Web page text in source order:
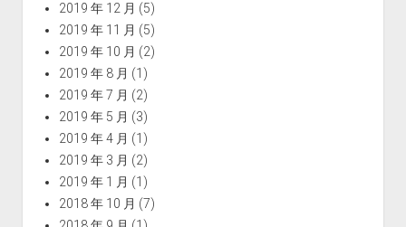
2019 年 12 月 (5)
2019 年 11 月 (5)
2019 年 10 月 (2)
2019 年 8 月 (1)
2019 年 7 月 (2)
2019 年 5 月 (3)
2019 年 4 月 (1)
2019 年 3 月 (2)
2019 年 1 月 (1)
2018 年 10 月 (7)